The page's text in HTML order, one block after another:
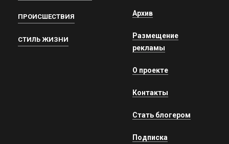
ПРОИСШЕСТВИЯ
СТИЛЬ ЖИЗНИ
Архив
Размещение
рекламы
О проекте
Контакты
Стать блогером
Подписка